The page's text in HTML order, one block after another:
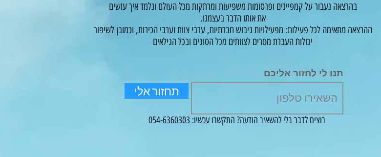
בהרצאה נעבור על קמפיינים ופרסומות משפיעות ומרתקות מכל העולם ונלמד איך עושים
.את אותו הדבר בעצמנו
ההרצאה מתאימה לכל פעילות: מפעילויות גיבוש חברתיות, ערבי צוות וערבי הכירות, וכמובן לשיפור
יכולות העברת מסרים לצוותים מכל הסוגים ובכל הגילאים
תחזור אלי
תנו לי לחזור אליכם
רוצים לדבר בלי להשאיר הודעה? התקשרו עכשיו: 054-6360303